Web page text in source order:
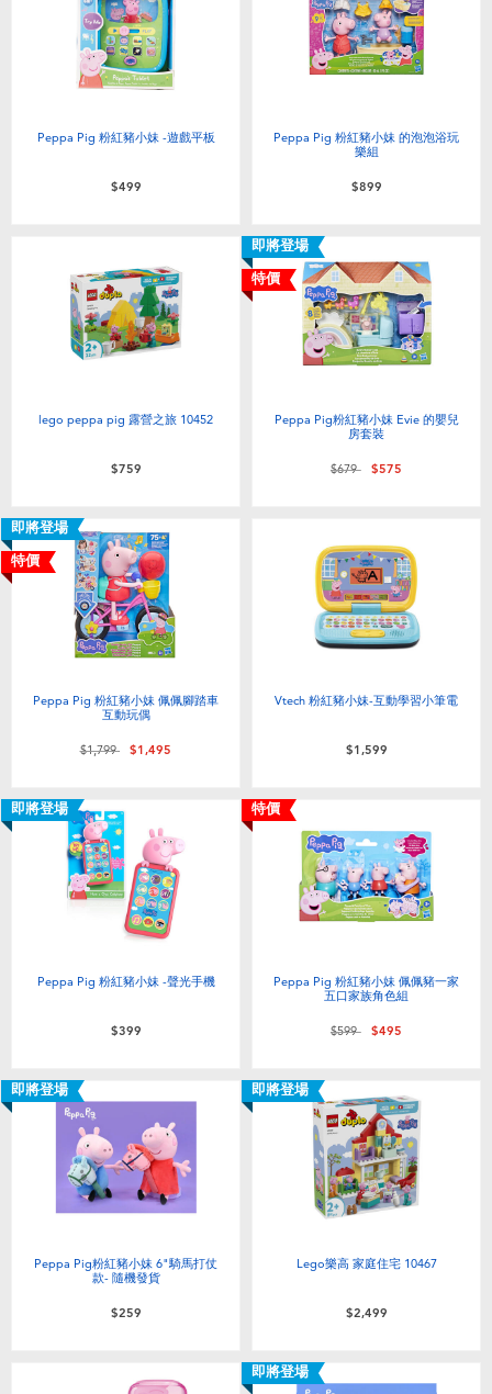
Peppa Pig 粉紅豬小妹 -遊戲平板
$499
Peppa Pig 粉紅豬小妹 的泡泡浴玩
樂組
$899
lego peppa pig 露營之旅 10452
$759
即將登場
特價
Peppa Pig粉紅豬小妹 Evie 的嬰兒
房套裝
價格從
$679至$575
即將登場
特價
Peppa Pig 粉紅豬小妹 佩佩腳踏車
互動玩偶
價格從
$1,799至$1,495
Vtech 粉紅豬小妹-互動學習小筆電
$1,599
即將登場
Peppa Pig 粉紅豬小妹 -聲光手機
$399
特價
Peppa Pig 粉紅豬小妹 佩佩豬一家
五口家族角色組
價格從
$599至$495
即將登場
Peppa Pig粉紅豬小妹 6"騎馬打仗
款- 隨機發貨
$259
即將登場
Lego樂高 家庭住宅 10467
$2,499
即將登場